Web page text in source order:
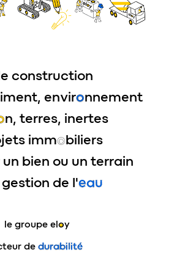
construction
environnement
n, terres, inertes
immobiliers
bien ou un terrain
de l'eau
le groupe eloy
de durabilité